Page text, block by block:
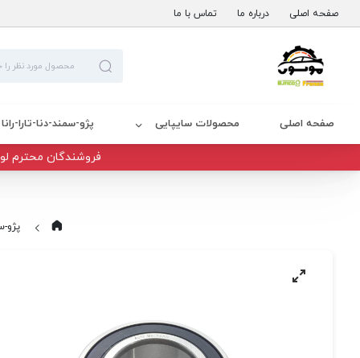
صفحه اصلی درباره ما تماس با ما
صفحه اصلی محصولات سایپایی پژو-سمند-دنا-تارا-رانا
فروشندگان محترم
پژو-